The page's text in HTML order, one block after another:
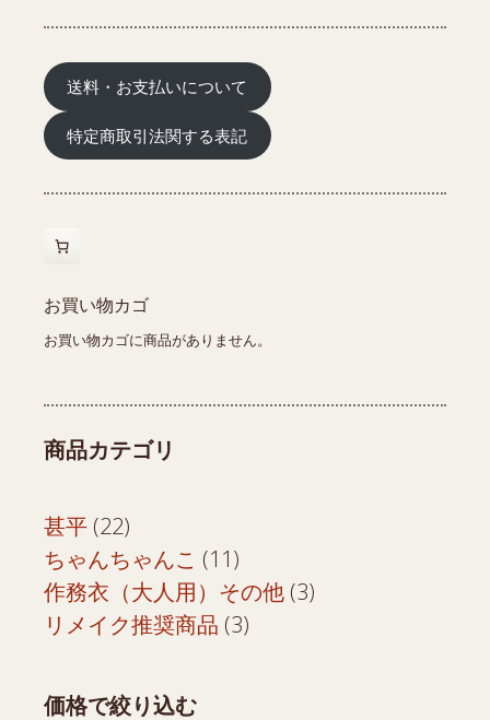
品
ジ
ら
選
で
送料・お支払いについて
特定商取引法関する表記
お買い物カゴ
お買い物カゴに商品がありません。
商品カテゴリ
甚平 2222
個
の
商
ちゃんちゃんこ 1111
個
の
作務衣（大人用）その他 33
リメイク推奨商品 33
価格で絞り込む